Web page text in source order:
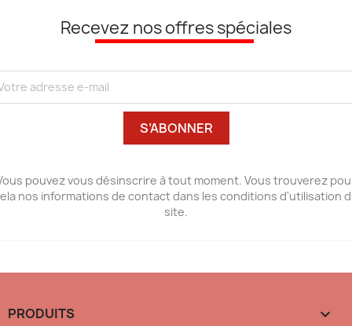
Recevez nos offres spéciales
pouvez vous désinscrire à tout moment. Vous trouverez
nos informations de contact dans les conditions d'utilisation
site.
PRODUITS 